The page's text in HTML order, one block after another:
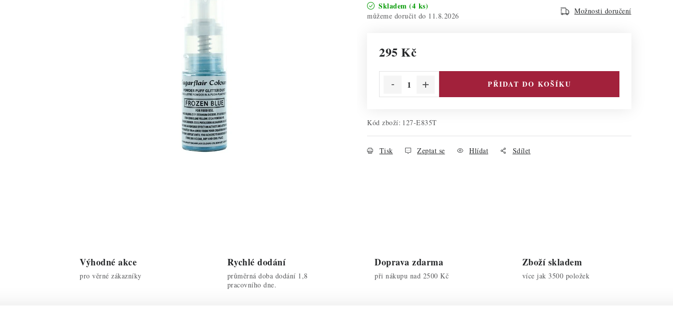
Skladem (4 ks)
11.8.2026
Možnosti doručení
295 Kč
PŘIDAT DO KOŠÍKU
Kód zboží: 127-E835T
Tisk Zeptat se Hlídat Sdílet
Výhodné akce
pro věrné zákazníky
Rychlé dodání
průměrná doba dodání 1,8
pracovního dne.
Doprava zdarma
při nákupu nad 2500 Kč
Zboží skladem
více jak 3500 položek